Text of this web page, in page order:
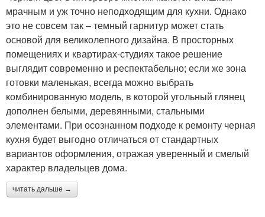
мрачным и уж точно неподходящим для кухни. Однако
это не совсем так – темный гарнитур может стать
основой для великолепного дизайна. В просторных
помещениях и квартирах-студиях такое решение
выглядит современно и респектабельно; если же зона
готовки маленькая, всегда можно выбрать
комбинированную модель, в которой угольный глянец
дополнен белыми, деревянными, стальными
элементами. При осознанном подходе к ремонту черная
кухня будет выгодно отличаться от стандартных
вариантов оформления, отражая уверенный и смелый
характер владельцев дома.
читать дальше →